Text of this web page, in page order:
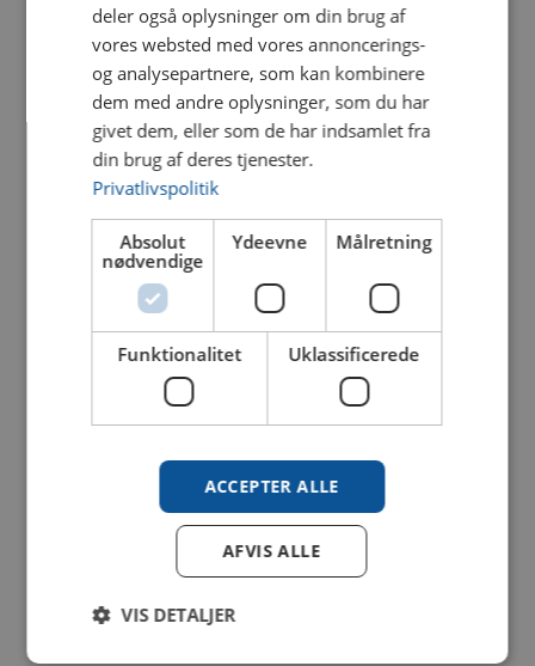
Få et uforpligtende tilbud her
Fordele ved
videoovervågning til
virksomheder
deler også oplysninger om din brug af
vores websted med vores annoncerings-
og analysepartnere, som kan kombinere
dem med andre oplysninger, som du har
givet dem, eller som de har indsamlet fra
din brug af deres tjenester.
Privatlivspolitik
Absolut
nødvendige
Ydeevne Målretning
Funktionalitet Uklassificerede
ACCEPTER ALLE
AFVIS ALLE
VIS DETALJER